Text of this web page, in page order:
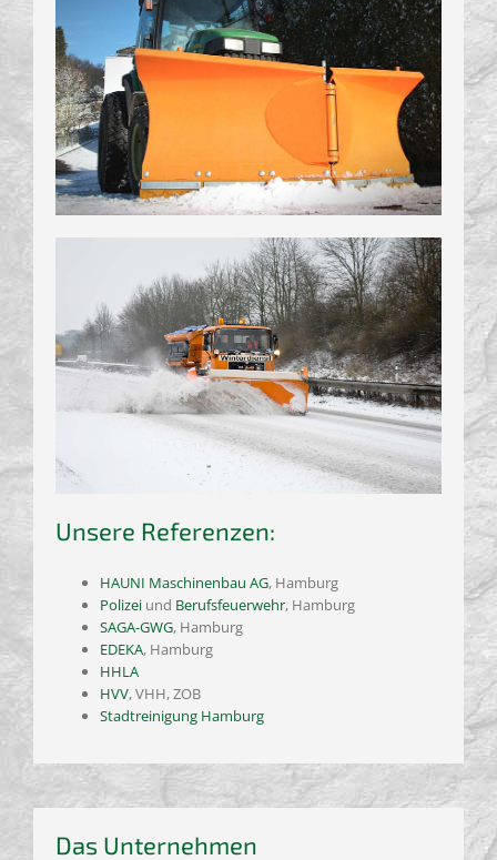
Unsere Referenzen:
HAUNI Maschinenbau AG, Hamburg
Polizei und Berufsfeuerwehr, Hamburg
SAGA-GWG, Hamburg
EDEKA, Hamburg
HHLA
HVV, VHH, ZOB
Stadtreinigung Hamburg
Das Unternehmen